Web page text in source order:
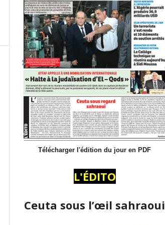
Télécharger l'édition du jour en PDF
L'ÉDITO
Ceuta sous l’œil sahraoui